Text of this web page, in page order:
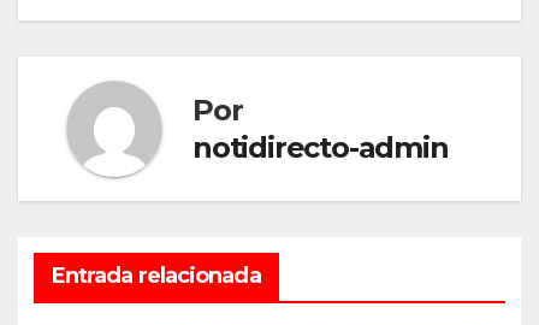
Por
notidirecto-admin
Entrada relacionada